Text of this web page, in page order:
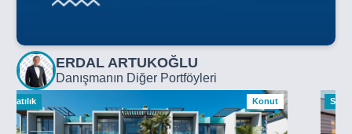
ERDAL ARTUKOĞLU
Danışmanın Diğer Portföyleri
Satılık Konut